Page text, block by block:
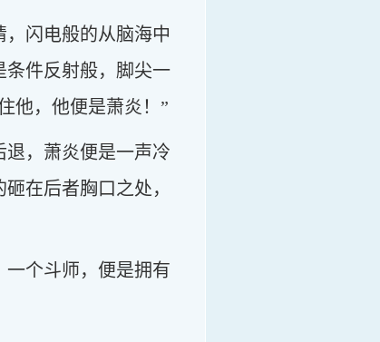
闪电般的从脑海中
条件反射般，脚尖一
他，他便是萧炎！”
，萧炎便是一声冷
在后者胸口之处，
个斗师，便是拥有